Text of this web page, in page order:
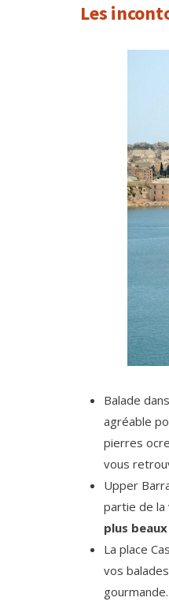
Les
Balade
agréable
pierres
vous
Upper
partie de la
plus
La place
vos
gourmande.